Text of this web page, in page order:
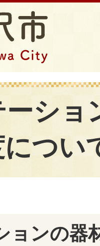
ショ
つい
ョンの器